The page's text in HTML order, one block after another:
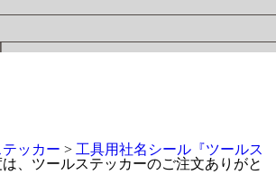
ールステッカー』
ールステッカー・シルバー』
ッカー > 工具用社名シール『ツールス
は、ツールステッカーのご注文ありがと